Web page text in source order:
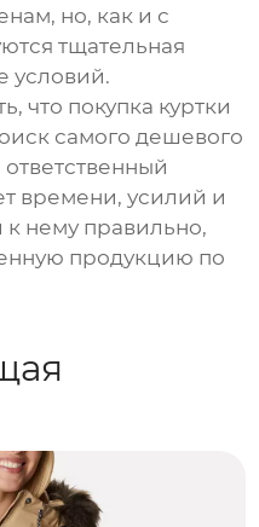
но, как и с
тщательная
условий.
что покупка куртки
самого дешевого
времени, усилий и
нему правильно,
продукцию по